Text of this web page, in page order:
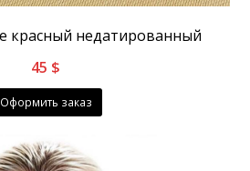
красный недатированный
45 $
Оформить заказ